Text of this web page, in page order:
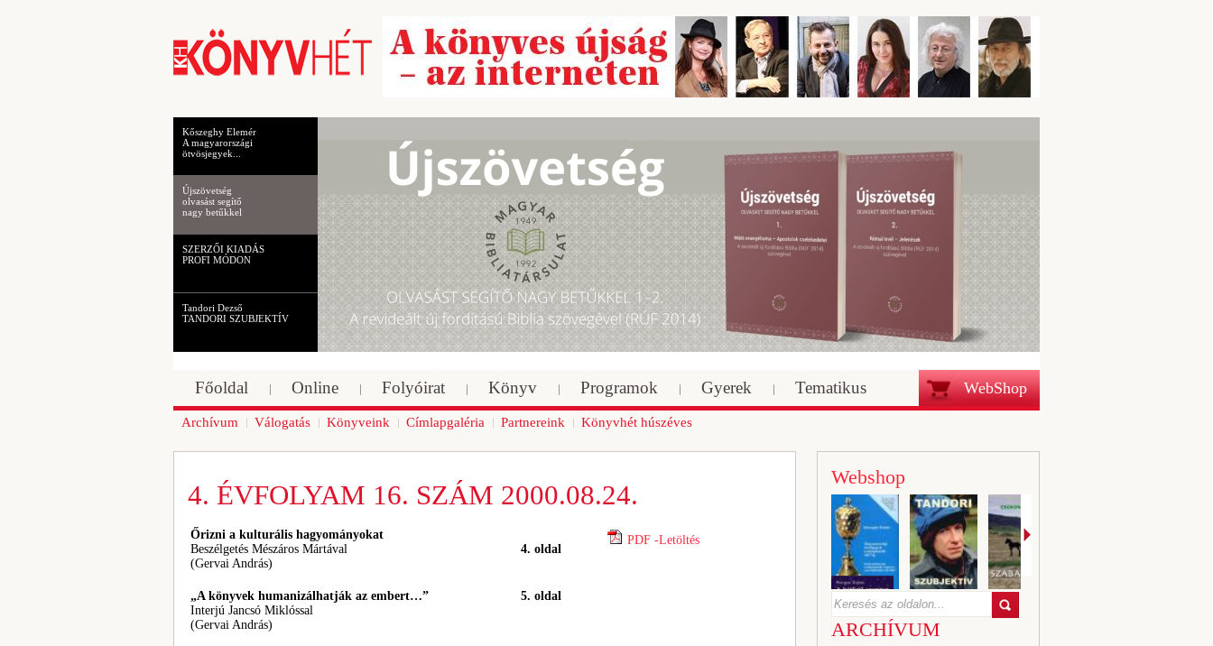
Kőszeghy Elemér
A magyarországi
ötvösjegyek...
Újszövetség
olvasást segítő
nagy betűkkel
SZERZŐI KIADÁS
PROFI MÓDON
Tandori Dezső
TANDORI SZUBJEKTÍV
WebShop
Főoldal Online Folyóirat Könyv Programok Gyerek Tematikus
Archívum Válogatás Könyveink Címlapgaléria Partnereink Könyvhét húszéves
4. ÉVFOLYAM 16. SZÁM 2000.08.24.
Őrizni a kulturális hagyományokat
Beszélgetés Mészáros Mártával
(Gervai András)
4. oldal
PDF -Letöltés
„A könyvek humanizálhatják az embert…”
Interjú Jancsó Miklóssal
(Gervai András)
5. oldal
Webshop
ARCHÍVUM